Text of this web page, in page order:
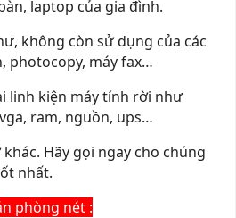
laptop của gia đình.
không còn sử dụng của các
photocopy, máy fax…
linh kiện máy tính rời như
ram, nguồn, ups…
Hãy gọi ngay cho chúng
nhất.
phòng nét :